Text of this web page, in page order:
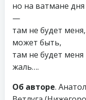
но на ватмане
—
там не будет
может быть,
там не будет меня
жаль….
Об авторе.